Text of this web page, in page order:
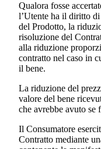
Qualora fosse
l’Utente ha il diritto di
del Prodotto, la
risoluzione del
alla riduzione
contratto nel caso in
il bene.
La riduzione del
valore del bene
che avrebbe avuto se
Il Consumatore
Contratto mediante